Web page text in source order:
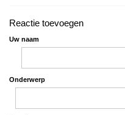
Reactie toevoegen
Uw naam
Onderwerp